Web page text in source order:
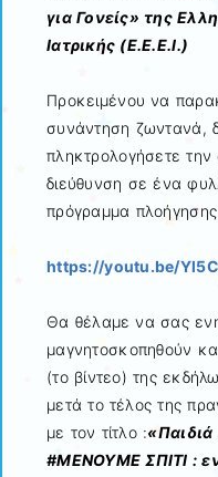
για Γονείς» της
Ιατρικής (Ε.Ε.Ε.Ι.)
Προκειμένου να
συνάντηση ζωντανά,
πληκτρολογήσετε
διεύθυνση σε ένα
πρόγραμμα πλοήγησης
https://youtu.be/
Θα θέλαμε να σας
μαγνητοσκοπηθούν
(το βίντεο) της
μετά το τέλος της
με τον τίτλο :«Παιδιά
#ΜΕΝΟΥΜΕ ΣΠΙΤΙ :